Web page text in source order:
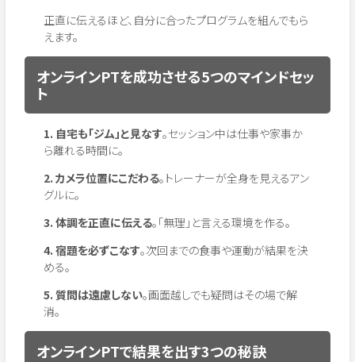
正直に伝えるほど、自分に合ったプログラムを組んでもら
えます。
オンラインPTを成功させる5つのマインドセッ
ト
1. 自宅も「ジム」と見なす。セッション中は仕事や家事か
ら離れる時間に。
2. カメラ位置にこだわる。トレーナーが全身を見えるアン
グルに。
3. 体調を正直に伝える。「無理」と言える環境を作る。
4. 宿題を必ずこなす。次回までの食事や運動が結果を決
める。
5. 質問は遠慮しない。画面越しでも疑問はその場で解
消。
オンラインPTで結果を出す3つの秘訣